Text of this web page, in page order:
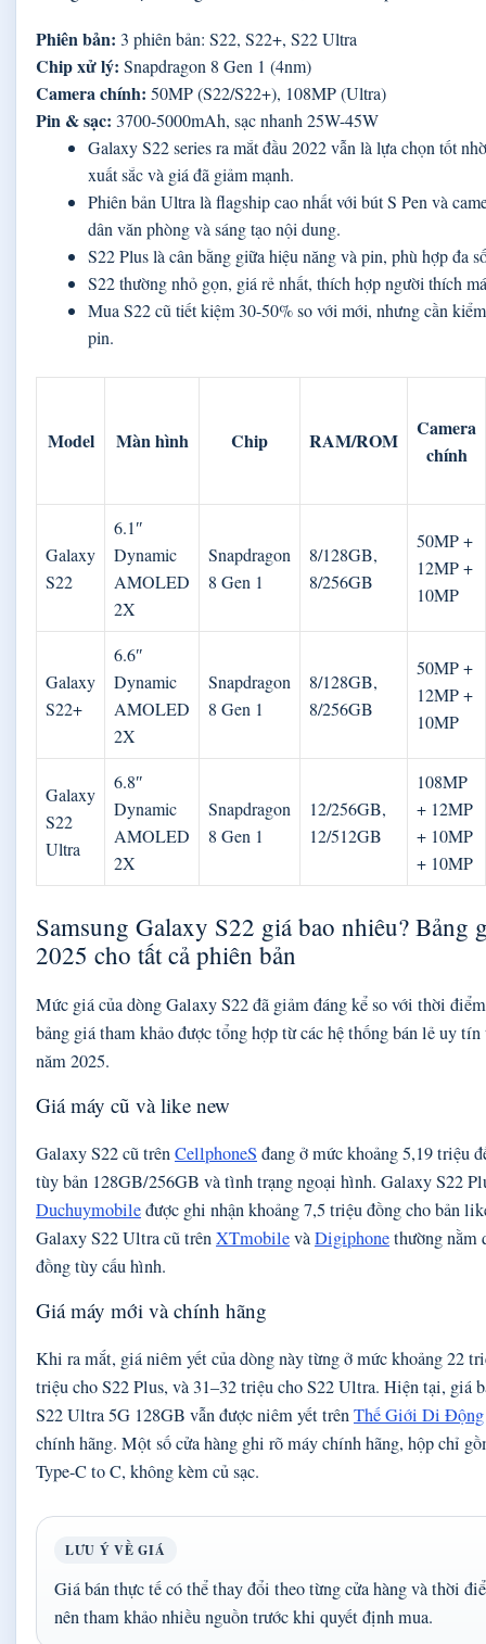
Phiên bản: 3 phiên bản: S22, S22+, S22 Ultra
Chip xử lý: Snapdragon 8 Gen 1 (4nm)
Camera chính: 50MP (S22/S22+), 108MP (Ultra)
Pin & sạc: 3700-5000mAh, sạc nhanh 25W-45W
Galaxy S22 series ra mắt đầu 2022 vẫn là lựa chọn tốt
xuất sắc và giá đã giảm mạnh.
Phiên bản Ultra là flagship cao nhất với bút S Pen và
dân văn phòng và sáng tạo nội dung.
S22 Plus là cân bằng giữa hiệu năng và pin, phù hợp đa
S22 thường nhỏ gọn, giá rẻ nhất, thích hợp người thích
Mua S22 cũ tiết kiệm 30-50% so với mới, nhưng cần
pin.
Model Màn hình Chip RAM/ROM
Camera
chính
Galaxy
S22
6.1″
Dynamic
AMOLED
2X
Snapdragon
8 Gen 1
8/128GB,
8/256GB
50MP +
12MP +
10MP
Galaxy
S22+
6.6″
Dynamic
AMOLED
2X
Snapdragon
8 Gen 1
8/128GB,
8/256GB
50MP +
12MP +
10MP
Galaxy
S22
Ultra
6.8″
Dynamic
AMOLED
2X
Snapdragon
8 Gen 1
12/256GB,
12/512GB
108MP
+ 12MP
+ 10MP
+ 10MP
Samsung Galaxy S22 giá bao nhiêu? Bảng
2025 cho tất cả phiên bản
Mức giá của dòng Galaxy S22 đã giảm đáng kể so với thời
bảng giá tham khảo được tổng hợp từ các hệ thống bán lẻ uy
năm 2025.
Giá máy cũ và like new
Galaxy S22 cũ trênCellphoneS đang ở mức khoảng 5,19 triệu
tùy bản 128GB/256GB và tình trạng ngoại hình. Galaxy S22
Duchuymobileđược ghi nhận khoảng 7,5 triệu đồng cho bản
Galaxy S22 Ultra cũ trênXTmobilevàDigiphonethường nằm
đồng tùy cấu hình.
Giá máy mới và chính hãng
Khi ra mắt, giá niêm yết của dòng này từng ở mức khoảng 22
triệu cho S22 Plus, và 31–32 triệu cho S22 Ultra. Hiện tại, giá
S22 Ultra 5G 128GB vẫn được niêm yết trênThế Giới Di Động
chính hãng. Một số cửa hàng ghi rõ máy chính hãng, hộp chỉ
Type-C to C, không kèm củ sạc.
LƯU Ý VỀ GIÁ
Giá bán thực tế có thể thay đổi theo từng cửa hàng và thời
nên tham khảo nhiều nguồn trước khi quyết định mua.